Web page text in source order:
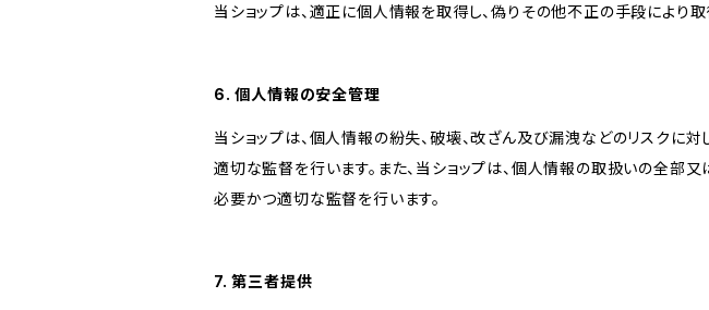
当ショップは、適正に個人情報を取得し、偽りその他不正の手段により取
6. 個人情報の安全管理
当ショップは、個人情報の紛失、破壊、改ざん及び漏洩などのリスクに
適切な監督を行います。また、当ショップは、個人情報の取扱いの全部
必要かつ適切な監督を行います。
7. 第三者提供